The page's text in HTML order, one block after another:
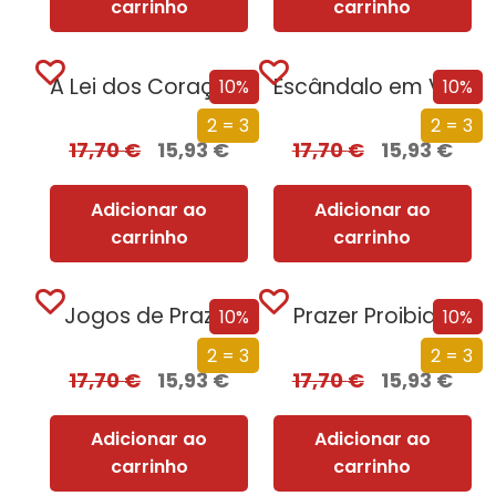
carrinho carrinho
10%
2 = 3
A Lei dos Corações Perdidos
17,70€ 15,93€
Adicionar ao
carrinho
10%
2 = 3
Escândalo em Veneza
17,70€ 15,93€
Adicionar ao
carrinho
10%
2 = 3
Jogos de Prazer
17,70€ 15,93€
Adicionar ao
carrinho
10%
2 = 3
Prazer Proibido
17,70€ 15,93€
Adicionar ao
carrinho